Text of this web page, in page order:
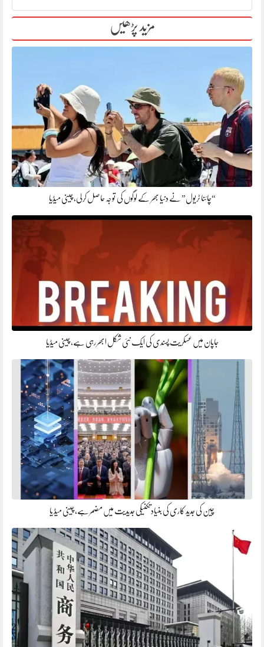
مزید پڑھیں
“چائنا ٹریول” نے دنیا بھر کے لوگوں کی توجہ حاصل کر لی، چینی میڈیا
جاپان میں عسکریت پسندی کی ایک نئی شکل ابھر رہی ہے، چینی میڈیا
چین کی جدید کاری کی بنیادتکنیکی جدیدیت میں مضمر ہے، چینی میڈ یا